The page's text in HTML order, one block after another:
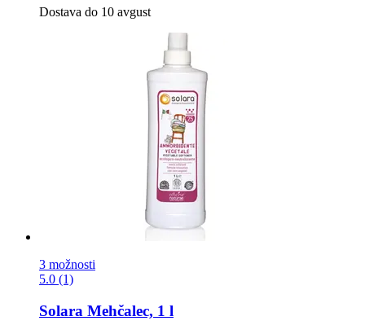
Dostava do 10 avgust
3 možnosti
5.0 (1)
Solara Mehčalec, 1 l